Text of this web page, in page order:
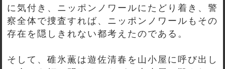
に気付き、ニッポンノワールにたどり着き、警
察全体で捜査すれば、ニッポンノワールもその
存在を隠しきれない都考えたのである。
そして、碓氷薫は遊佐清春を山小屋に呼び出し